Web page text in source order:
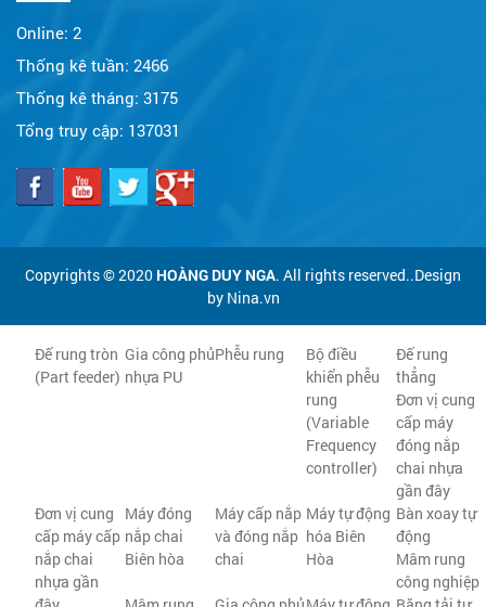
Online: 2
Thống kê tuần: 2466
Thống kê tháng: 3175
Tổng truy cập: 137031
Copyrights © 2020 HOÀNG DUY NGA. All rights reserved..Design
by Nina.vn
Đế rung tròn
(Part feeder)
Gia công phủ
nhựa PU
Phễu rung
Bộ điều
khiển phễu
rung
(Variable
Frequency
controller)
Đế rung
thẳng
Đơn vị cung
cấp máy
đóng nắp
chai nhựa
gần đây
Đơn vị cung
cấp máy cấp
nắp chai
nhựa gần
Máy đóng
nắp chai
Biên hòa
Máy cấp nắp
và đóng nắp
chai
Máy tự động
hóa Biên
Hòa
Bàn xoay tự
động
Mâm rung
công nghiệp